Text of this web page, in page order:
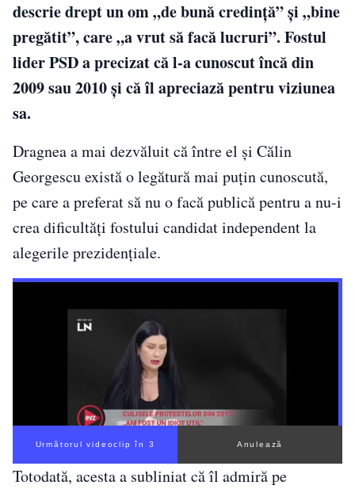
descrie drept un om „de bună credință” și „bine
pregătit”, care „a vrut să facă lucruri”. Fostul
lider PSD a precizat că l-a cunoscut încă din
2009 sau 2010 și că îl apreciază pentru viziunea
sa.
Dragnea a mai dezvăluit că între el și Călin
Georgescu există o legătură mai puțin cunoscută,
pe care a preferat să nu o facă publică pentru a nu-i
crea dificultăți fostului candidat independent la
alegerile prezidențiale.
Următorul videoclip în 2 Anulează
Totodată, acesta a subliniat că îl admiră pe